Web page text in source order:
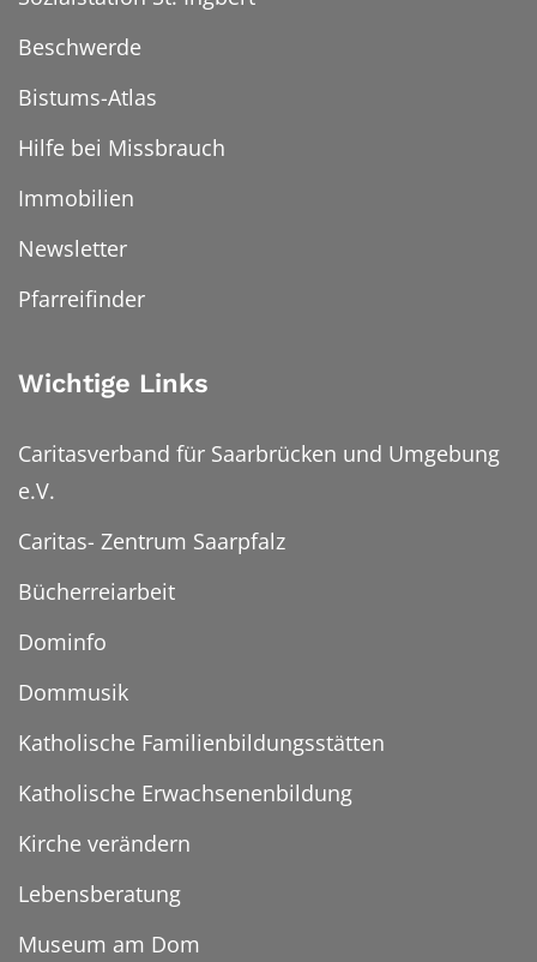
Beschwerde
Bistums-Atlas
Hilfe bei Missbrauch
Immobilien
Newsletter
Pfarreifinder
Wichtige Links
Caritasverband für Saarbrücken und Umgebung
e.V.
Caritas- Zentrum Saarpfalz
Bücherreiarbeit
Dominfo
Dommusik
Katholische Familienbildungsstätten
Katholische Erwachsenenbildung
Kirche verändern
Lebensberatung
Museum am Dom